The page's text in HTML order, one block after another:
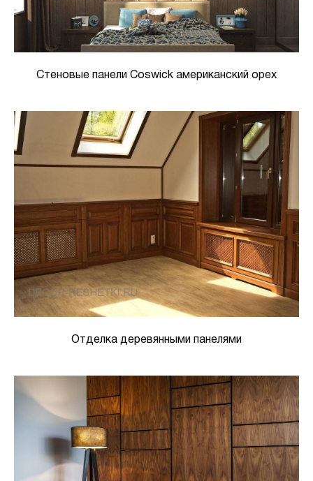
Стеновые панели Coswick американский орех
Отделка деревянными панелями